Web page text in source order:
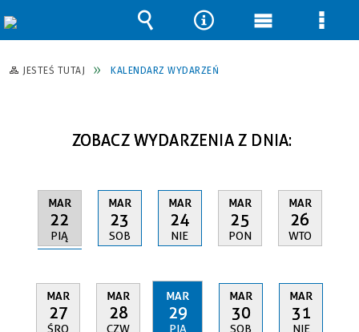
JESTEŚ TUTAJ KALENDARZ WYDARZEŃ
ZOBACZ WYDARZENIA Z DNIA:
MAR
22
PIĄ
MAR
23
SOB
MAR
24
NIE
MAR
25
PON
MAR
26
WTO
MAR
27
ŚRO
MAR
28
CZW
MAR
29
PIĄ
MAR
30
SOB
MAR
31
NIE
Wyszukiwarka
Narzędzia
Menu Menu